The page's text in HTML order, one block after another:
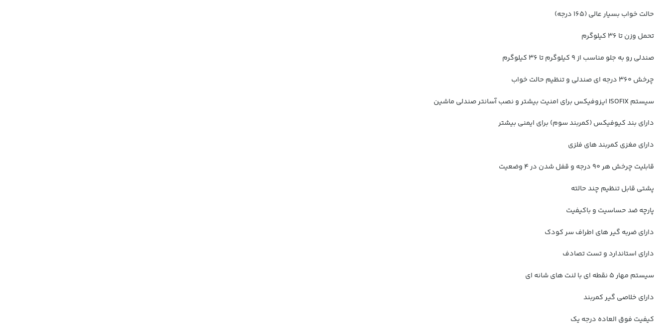
حالت خواب بسیار عالی (۱۶۵ درجه)
تحمل وزن تا 36 کیلوگرم
صندلی رو به جلو مناسب از 9 کیلوگرم تا 36 کیلوگرم
چرخش 360 درجه ای صندلی و تنظیم حالت خواب
سیستم ISOFIX ایزوفیکس برای امنیت بیشتر و نصب آسانتر صندلی ماشین
دارای بند کیوفیکس (کمربند سوم) برای ایمنی بیشتر
دارای مغزی کمربند های فلزی
قابلیت چرخش هر ۹۰ درجه و قفل شدن در ۴ وضعیت
پشتی قابل تنظیم چند حالته
پارچه ضد حساسیت و باکیفیت
دارای ضربه گیر های اطراف سر کودک
دارای استاندارد و تست تصادف
سیستم مهار 5 نقطه ای با لنت های شانه ای
دارای خلاصی گیر کمربند
کیفیت فوق العاده درجه یک